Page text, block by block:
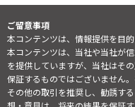
ご留意事項
本コンテンツは、情報提供を目的
本コンテンツは、当社や当社が
を提供していますが、当社はそ
保証するものではございません
その他の取引を推奨し、勧誘す